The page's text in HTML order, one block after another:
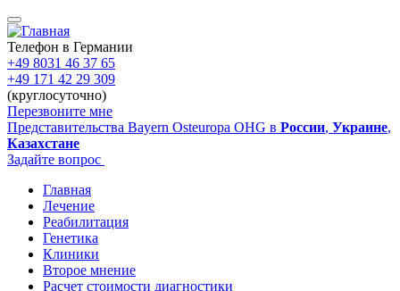
Перейти
к
основному
содержанию
Телефон в Германии
+49 8031 46 37 65
+49 171 42 29 309
(круглосуточно)
Перезвоните мне
Представительства Bayern Osteuropa OHG в России, Украине,
Казахстане
Задайте вопрос
Main
navigation
Главная
Лечение
Реабилитация
Генетика
Клиники
Второе мнение
Расчет стоимости диагностики